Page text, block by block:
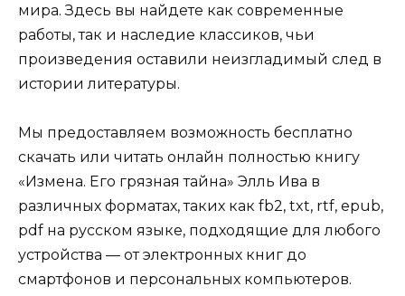
мира. Здесь вы найдете как современные
работы, так и наследие классиков, чьи
произведения оставили неизгладимый след в
истории литературы.
Мы предоставляем возможность бесплатно
скачать или читать онлайн полностью книгу
«Измена. Его грязная тайна» Элль Ива в
различных форматах, таких как fb2, txt, rtf, epub,
pdf на русском языке, подходящие для любого
устройства — от электронных книг до
смартфонов и персональных компьютеров.